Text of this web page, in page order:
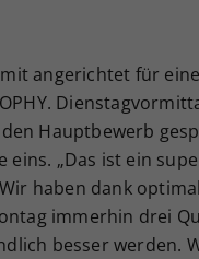
angerichtet für
Hauptbewerb
„Das ist ein
haben dank
immerhin drei
besser werden.